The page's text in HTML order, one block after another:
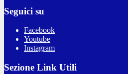
Seguici su
Facebook
Youtube
Instagram
Sezione Link Utili